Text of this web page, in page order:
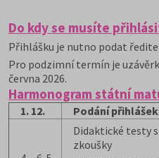
Do kdy se musíte
Přihlášku je nutno podat
Pro podzimní termín je
června 2026.
Harmonogram státní
1. 12. Podání
Didaktické testy
zkoušky